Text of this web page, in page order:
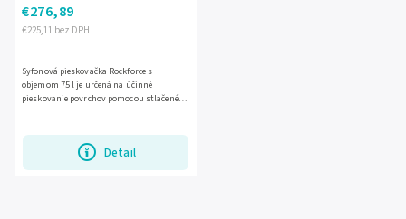
€225,11 bez DPH
€276,89
Detail
Syfonová pieskovačka Rockforce s
objemom 75 l je určená na účinné
pieskovanie povrchov pomocou stlačeného